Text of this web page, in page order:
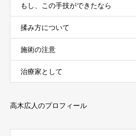
もし、この手技ができたなら
揉み方について
施術の注意
治療家として
高木広人のプロフィール